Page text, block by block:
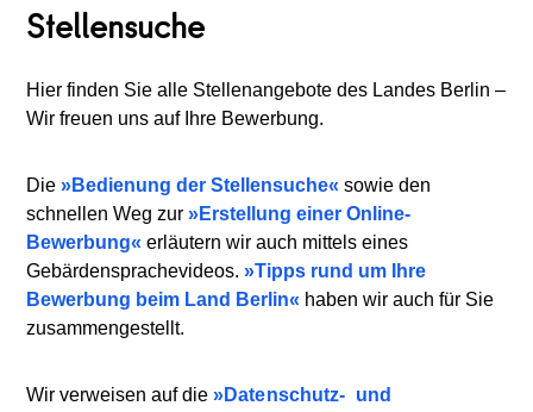
Stellensuche
Hier finden Sie alle Stellenangebote des Landes Berlin –
Wir freuen uns auf Ihre Bewerbung.
Die Bedienung der Stellensuche
sowie den
schnellen Weg zur
Erstellung einer Online-
Bewerbung
erläutern wir auch mittels eines
Gebärdensprachevideos.
Tipps rund um Ihre
Bewerbung beim Land Berlin
haben wir auch für Sie
zusammengestellt.
Wir verweisen auf die Datenschutz- und